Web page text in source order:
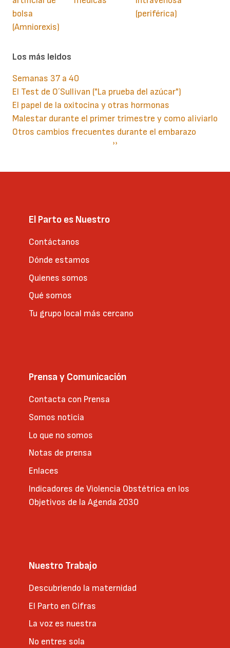
bolsa
(Amniorexis)
(periférica)
Los más leidos
Semanas 37 a 40
El Test de O´Sullivan ("La prueba del azúcar")
El papel de la oxitocina y otras hormonas
Malestar durante el primer trimestre y como aliviarlo
Otros cambios frecuentes durante el embarazo
Siguiente
››
El Parto es Nuestro
Contáctanos
Dónde estamos
Quienes somos
Qué somos
Tu grupo local más cercano
Prensa y Comunicación
Contacta con Prensa
Somos noticia
Lo que no somos
Notas de prensa
Enlaces
Indicadores de Violencia Obstétrica en los
Objetivos de la Agenda 2030
Nuestro Trabajo
Descubriendo la maternidad
El Parto en Cifras
La voz es nuestra
No entres sola